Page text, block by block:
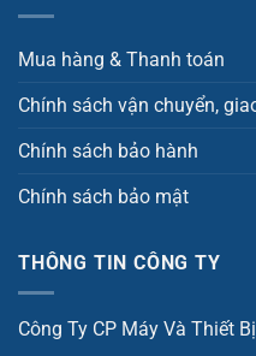
Mua hàng & Thanh toán
Chính sách vận chuyển,
Chính sách bảo hành
Chính sách bảo mật
THÔNG TIN CÔNG TY
Công Ty CP Máy Và Thiết